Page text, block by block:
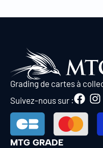
Grading de cartes à
Suivez-nous sur :
MTG GRADE